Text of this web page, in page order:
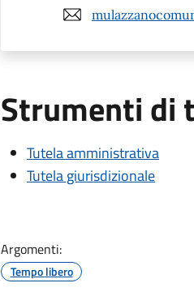
Strumenti di
Tutela amministrativa
Tutela giurisdizionale
Argomenti:
Tempo libero